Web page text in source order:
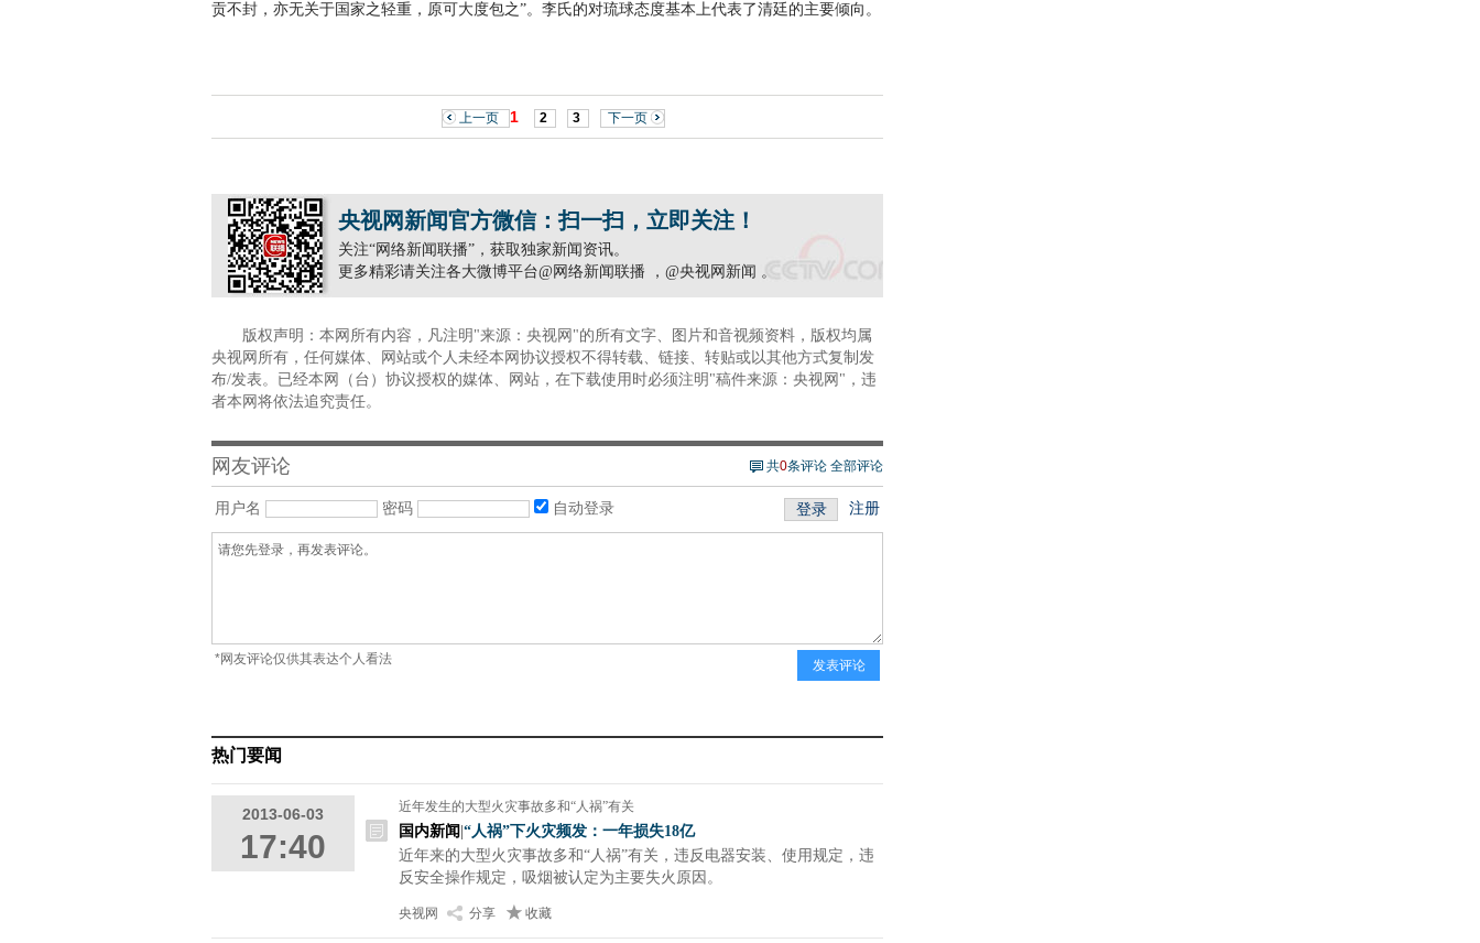
贡不封，亦无关于国家之轻重，原可大度包之”。李氏的对琉球态度基本上代表了清廷的主要倾向。
上一页 1 2 3 下一页
央视网新闻官方微信：扫一扫，立即关注！
关注“网络新闻联播”，获取独家新闻资讯。
更多精彩请关注各大微博平台@网络新闻联播 ，@央视网新闻 。
版权声明：本网所有内容，凡注明"来源：央视网"的所有文字、图片和音视频资料，版权均属
央视网所有，任何媒体、网站或个人未经本网协议授权不得转载、链接、转贴或以其他方式复制发
布/发表。已经本网（台）协议授权的媒体、网站，在下载使用时必须注明"稿件来源：央视网"，违
者本网将依法追究责任。
网友评论 共0条评论 全部评论
用户名 密码 自动登录 注册
登录
*网友评论仅供其表达个人看法 发表评论
热门要闻
2013-06-03
17:40
近年发生的大型火灾事故多和“人祸”有关
国内新闻 “人祸”下火灾频发：一年损失18亿
近年来的大型火灾事故多和“人祸”有关，违反电器安装、使用规定，违
反安全操作规定，吸烟被认定为主要失火原因。
央视网 分享 收藏